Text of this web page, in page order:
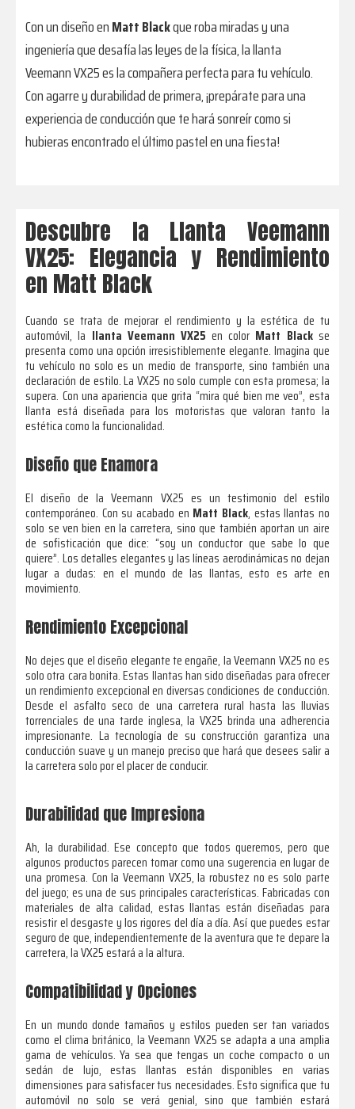
Con un diseño enMatt Blackque roba miradas y una
ingeniería que desafía las leyes de la física, la llanta
Veemann VX25 es la compañera perfecta para tu vehículo.
Con agarre y durabilidad de primera, ¡prepárate para una
experiencia de conducción que te hará sonreír como si
hubieras encontrado el último pastel en una fiesta!
Descubre la Llanta Veemann
VX25: Elegancia y Rendimiento
en Matt Black
Cuando se trata de mejorar el rendimiento y la estética de tu
automóvil, la llanta Veemann VX25 en color Matt Blackse
presenta como una opción irresistiblemente elegante. Imagina que
tu vehículo no solo es un medio de transporte, sino también una
declaración de estilo. La VX25 no solo cumple con esta promesa; la
supera. Con una apariencia que grita “mira qué bien me veo”, esta
llanta está diseñada para los motoristas que valoran tanto la
estética como la funcionalidad.
Diseño que Enamora
El diseño de la Veemann VX25 es un testimonio del estilo
contemporáneo. Con su acabado en Matt Black, estas llantas no
solo se ven bien en la carretera, sino que también aportan un aire
de sofisticación que dice: “soy un conductor que sabe lo que
quiere”. Los detalles elegantes y las líneas aerodinámicas no dejan
lugar a dudas: en el mundo de las llantas, esto es arte en
movimiento.
Rendimiento Excepcional
No dejes que el diseño elegante te engañe, la Veemann VX25 no es
solo otra cara bonita. Estas llantas han sido diseñadas para ofrecer
un rendimiento excepcional en diversas condiciones de conducción.
Desde el asfalto seco de una carretera rural hasta las lluvias
torrenciales de una tarde inglesa, la VX25 brinda una adherencia
impresionante. La tecnología de su construcción garantiza una
conducción suave y un manejo preciso que hará que desees salir a
la carretera solo por el placer de conducir.
Durabilidad que Impresiona
Ah, la durabilidad. Ese concepto que todos queremos, pero que
algunos productos parecen tomar como una sugerencia en lugar de
una promesa. Con la Veemann VX25, la robustez no es solo parte
del juego; es una de sus principales características. Fabricadas con
materiales de alta calidad, estas llantas están diseñadas para
resistir el desgaste y los rigores del día a día. Así que puedes estar
seguro de que, independientemente de la aventura que te depare la
carretera, la VX25 estará a la altura.
Compatibilidad y Opciones
En un mundo donde tamaños y estilos pueden ser tan variados
como el clima británico, la Veemann VX25 se adapta a una amplia
gama de vehículos. Ya sea que tengas un coche compacto o un
sedán de lujo, estas llantas están disponibles en varias
dimensiones para satisfacer tus necesidades. Esto significa que tu
automóvil no solo se verá genial, sino que también estará